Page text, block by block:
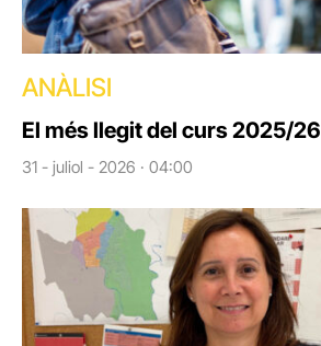
ANÀLISI
El més llegit del curs 2025/26
31 - juliol - 2026 · 04:00